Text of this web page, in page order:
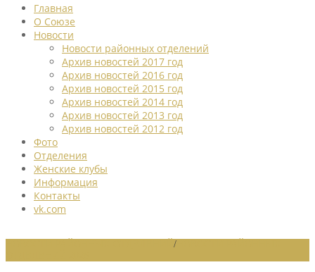
Главная
О Союзе
Новости
Новости районных отделений
Архив новостей 2017 год
Архив новостей 2016 год
Архив новостей 2015 год
Архив новостей 2014 год
Архив новостей 2013 год
Архив новостей 2012 год
Фото
Отделения
Женские клубы
Информация
Контакты
vk.com
/